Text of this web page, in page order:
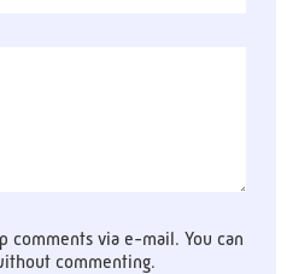
comments via e-mail. You can
commenting.